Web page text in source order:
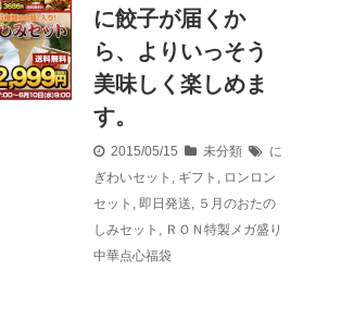
に餃子が届くか
ら、よりいっそう
美味しく楽しめま
す。
2015/05/15 未分類
に
ぎわいセット
ギフト
ロンロン
セット
即日発送
５月のおたの
しみセット
ＲＯＮ特製メガ盛り
中華点心福袋